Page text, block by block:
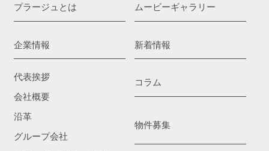
プラージュとは
企業情報
代表挨拶
会社概要
沿革
グループ会社
ムービーギャラリー
新着情報
コラム
物件募集